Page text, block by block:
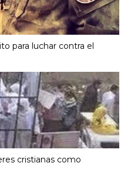
para luchar contra el
cristianas como